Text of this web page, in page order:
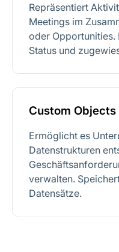
Repräsentiert
Meetings im
oder Opportunities.
Status und
Custom Objects
Ermöglicht es
Datenstrukturen
verwalten.
Datensätze.